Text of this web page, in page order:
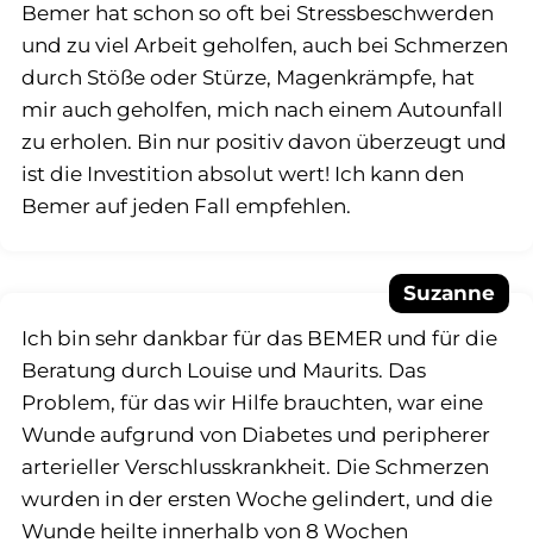
Bemer hat schon so oft bei Stressbeschwerden
und zu viel Arbeit geholfen, auch bei Schmerzen
durch Stöße oder Stürze, Magenkrämpfe, hat
mir auch geholfen, mich nach einem Autounfall
zu erholen. Bin nur positiv davon überzeugt und
ist die Investition absolut wert! Ich kann den
Bemer auf jeden Fall empfehlen.
Suzanne
Ich bin sehr dankbar für das BEMER und für die
Beratung durch Louise und Maurits. Das
Problem, für das wir Hilfe brauchten, war eine
Wunde aufgrund von Diabetes und peripherer
arterieller Verschlusskrankheit. Die Schmerzen
wurden in der ersten Woche gelindert, und die
Wunde heilte innerhalb von 8 Wochen